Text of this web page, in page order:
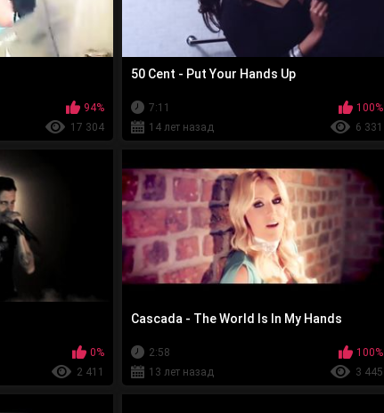
94%
17 304
50 Cent - Put Your Hands Up
7:11
100%
14 лет назад
6 331
0%
2 411
Cascada - The World Is In My Hands
2:58
100%
13 лет назад
3 445